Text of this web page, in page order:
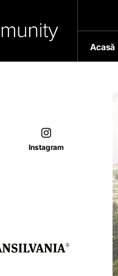
Acasă
Instagram